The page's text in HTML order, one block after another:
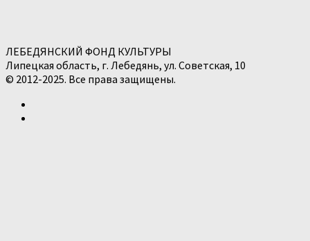
ЛЕБЕДЯНСКИЙ ФОНД КУЛЬТУРЫ
Липецкая область, г. Лебедянь, ул. Советская, 10
© 2012-2025. Все права защищены.